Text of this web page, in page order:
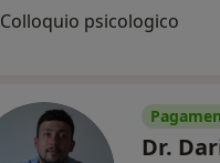
Colloquio psicologico
Dr.